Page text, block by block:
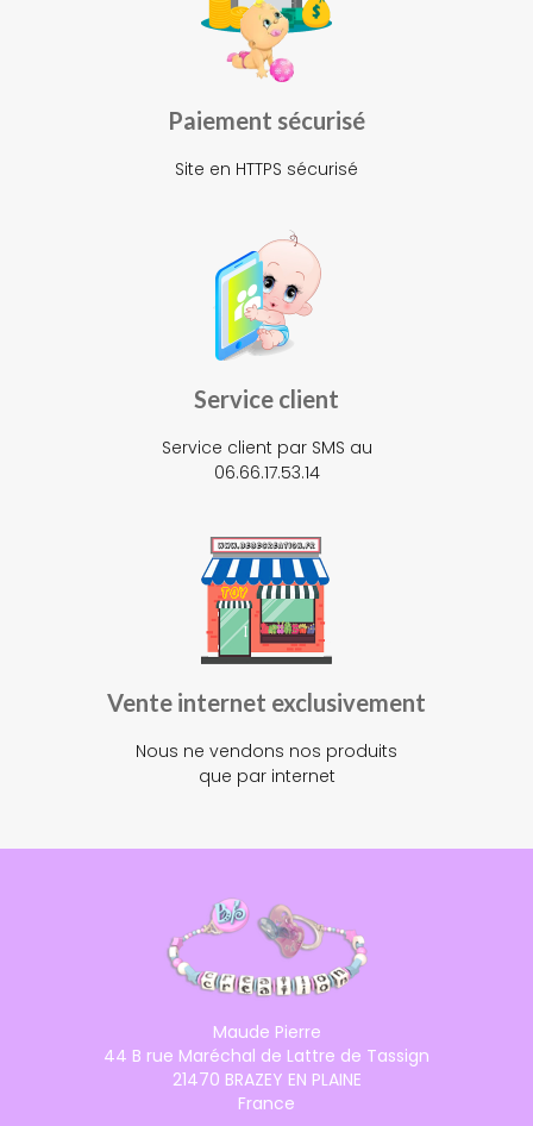
Paiement sécurisé
Site en HTTPS sécurisé
Service client
Service client par SMS au
06.66.17.53.14
Vente internet exclusivement
Nous ne vendons nos produits
que par internet
Maude Pierre
44 B rue Maréchal de Lattre de Tassign
21470 BRAZEY EN PLAINE
France